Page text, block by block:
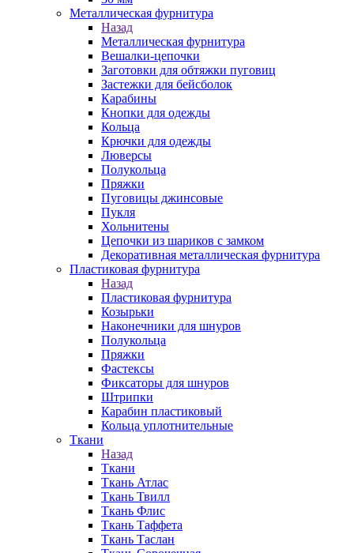
Металлическая фурнитура
Назад
Металлическая фурнитура
Вешалки-цепочки
Заготовки для обтяжки пуговиц
Застежки для бейсболок
Карабины
Кнопки для одежды
Кольца
Крючки для одежды
Люверсы
Полукольца
Пряжки
Пуговицы джинсовые
Пукля
Хольнитены
Цепочки из шариков с замком
Декоративная металлическая фурнитура
Пластиковая фурнитура
Назад
Пластиковая фурнитура
Козырьки
Наконечники для шнуров
Полукольца
Пряжки
Фастексы
Фиксаторы для шнуров
Штрипки
Карабин пластиковый
Кольца уплотнительные
Ткани
Назад
Ткани
Ткань Атлас
Ткань Твилл
Ткань Флис
Ткань Таффета
Ткань Таслан